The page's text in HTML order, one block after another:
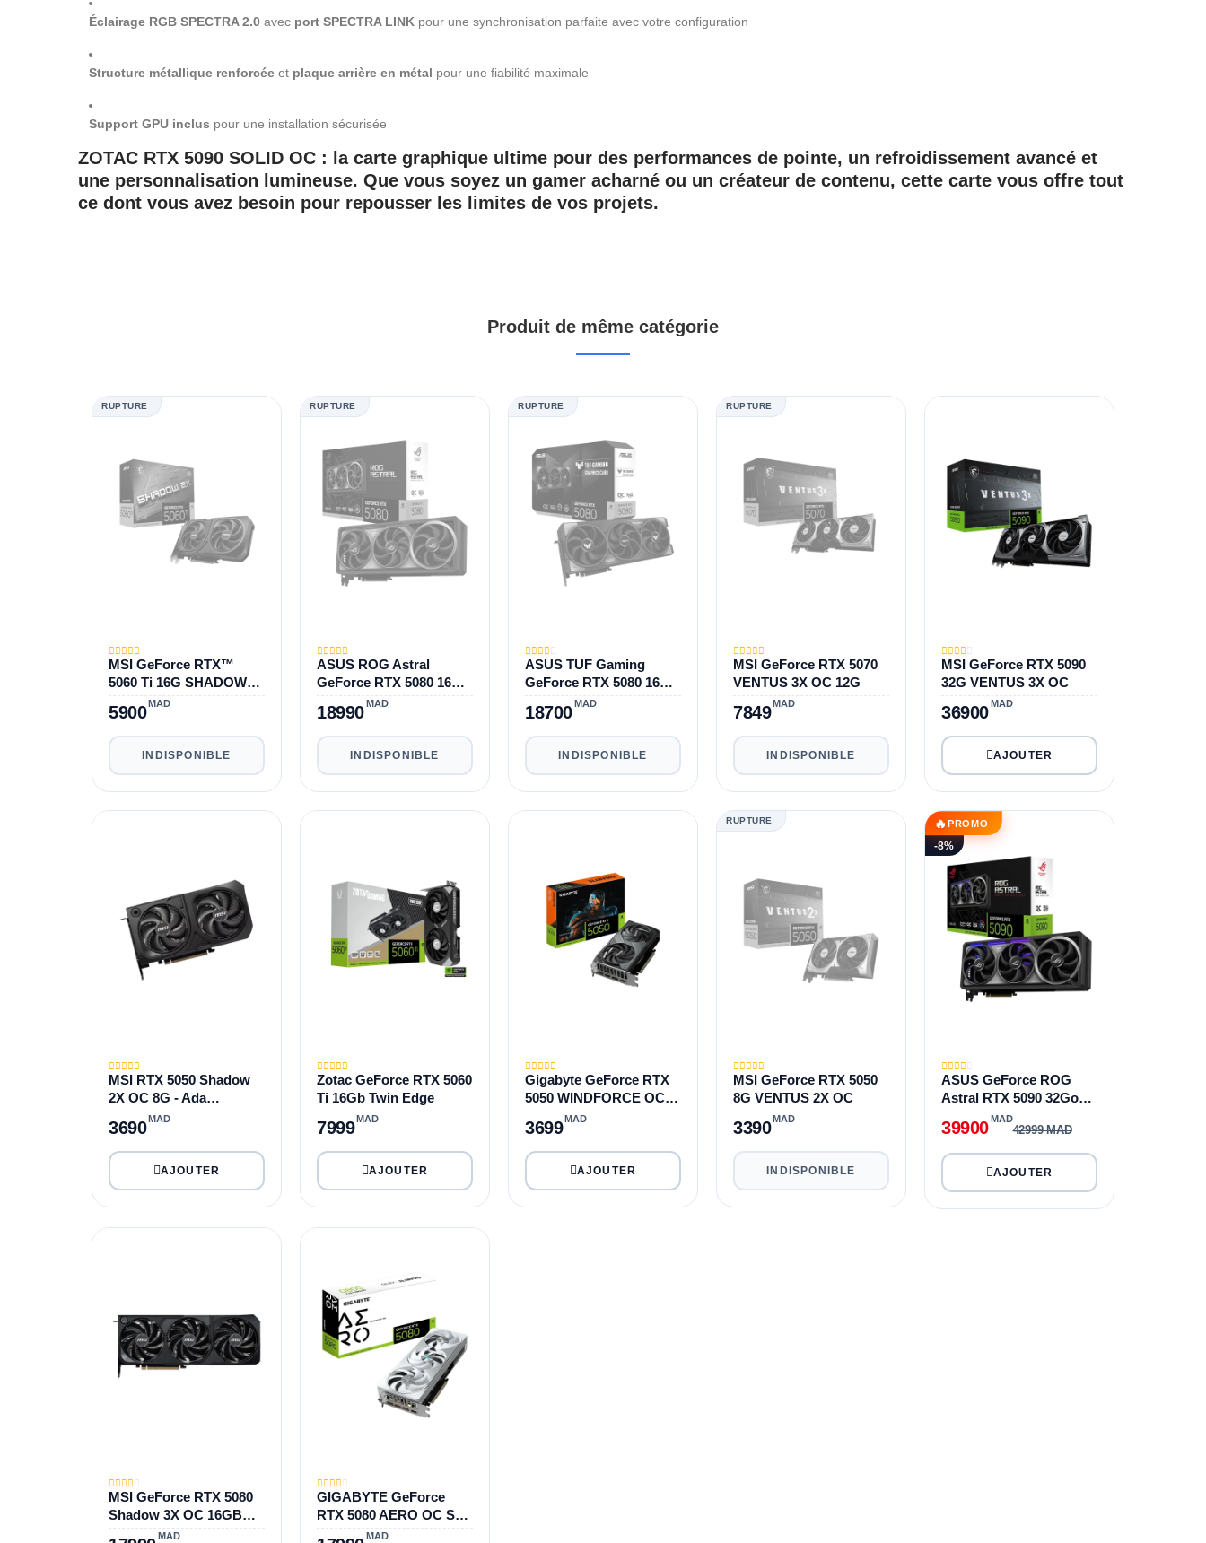
Éclairage RGB SPECTRA 2.0 avec port SPECTRA LINK pour une synchronisation parfaite avec votre configuration
Structure métallique renforcée et plaque arrière en métal pour une fiabilité maximale
Support GPU inclus pour une installation sécurisée
ZOTAC RTX 5090 SOLID OC : la carte graphique ultime pour des performances de pointe, un refroidissement avancé et
une personnalisation lumineuse. Que vous soyez un gamer acharné ou un créateur de contenu, cette carte vous offre tout
ce dont vous avez besoin pour repousser les limites de vos projets.
Produit de même catégorie
RUPTURE
MSI GeForce RTX™
5060 Ti 16G SHADOW
2X OC PLUS
5900MAD
INDISPONIBLE
RUPTURE
ASUS ROG Astral
GeForce RTX 5080 16GB
GDDR7 OC Edition
18990 MAD
INDISPONIBLE
RUPTURE
ASUS TUF Gaming
GeForce RTX 5080 16GB
GDDR7 OC Edition
18700 MAD
INDISPONIBLE
RUPTURE
MSI GeForce RTX 5070
VENTUS 3X OC 12G
7849MAD
INDISPONIBLE
MSI GeForce RTX 5090
32G VENTUS 3X OC
36900 MAD
MSI RTX 5050 Shadow
2X OC 8G - Ada
Lovelace - 8Go GDDR6
3690MAD
Zotac GeForce RTX 5060
Ti 16Gb Twin Edge
7999MAD
Gigabyte GeForce RTX
5050 WINDFORCE OC
8G
3699MAD
RUPTURE
MSI GeForce RTX 5050
8G VENTUS 2X OC
3390MAD
INDISPONIBLE
🔥 PROMO
-8%
ASUS GeForce ROG
Astral RTX 5090 32Go
GDDR7 OC Edition
39900 MAD
42999 MAD
MSI GeForce RTX 5080
Shadow 3X OC 16GB
GDDR7. BULK
MAD
GIGABYTE GeForce
RTX 5080 AERO OC SFF
16G
MAD